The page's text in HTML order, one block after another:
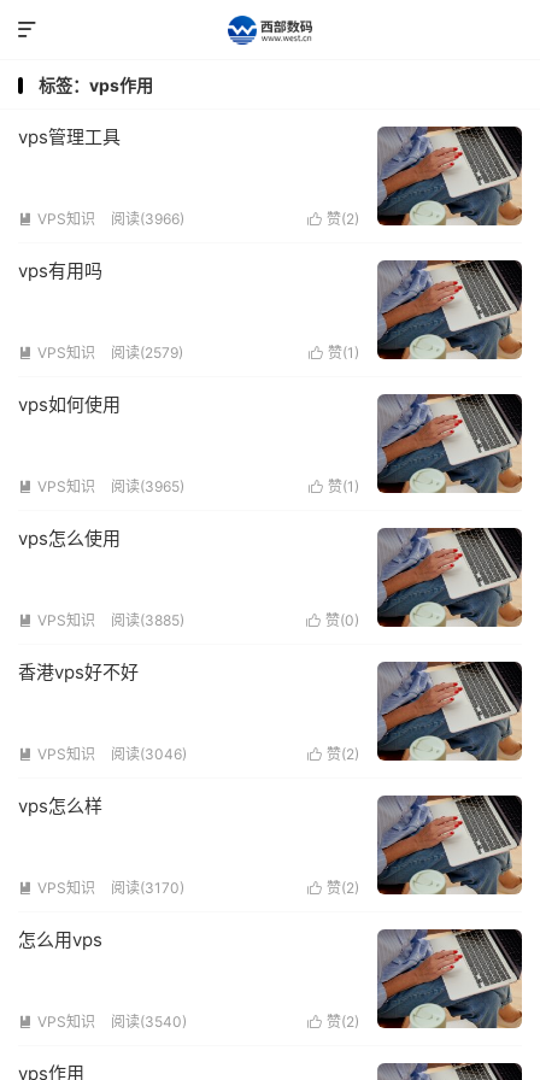

标签：vps作用
vps管理工具
 VPS知识 阅读(3966)  赞(2)
vps有用吗
 VPS知识 阅读(2579)  赞(1 )
vps如何使用
 VPS知识 阅读(3965)  赞(1 )
vps怎么使用
 VPS知识 阅读(3885)  赞(0)
香港vps好不好
 VPS知识 阅读(3046)  赞(2)
vps怎么样
 VPS知识 阅读(3170)  赞(2)
怎么用vps
 VPS知识 阅读(3540)  赞(2)
vps作用